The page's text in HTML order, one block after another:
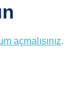
açmalısınız.